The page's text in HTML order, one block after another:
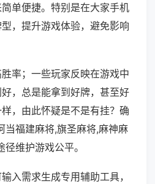
单便捷。特别是在大家手机
，提升游戏体验，避免影响
率；一些玩家反映在游戏中
，总是能拿到好牌，甚至好
，由此怀疑是不是有挂？确
当福建麻将,旗圣麻将,麻神麻
维护游戏公平。
入需求生成专用辅助工具，